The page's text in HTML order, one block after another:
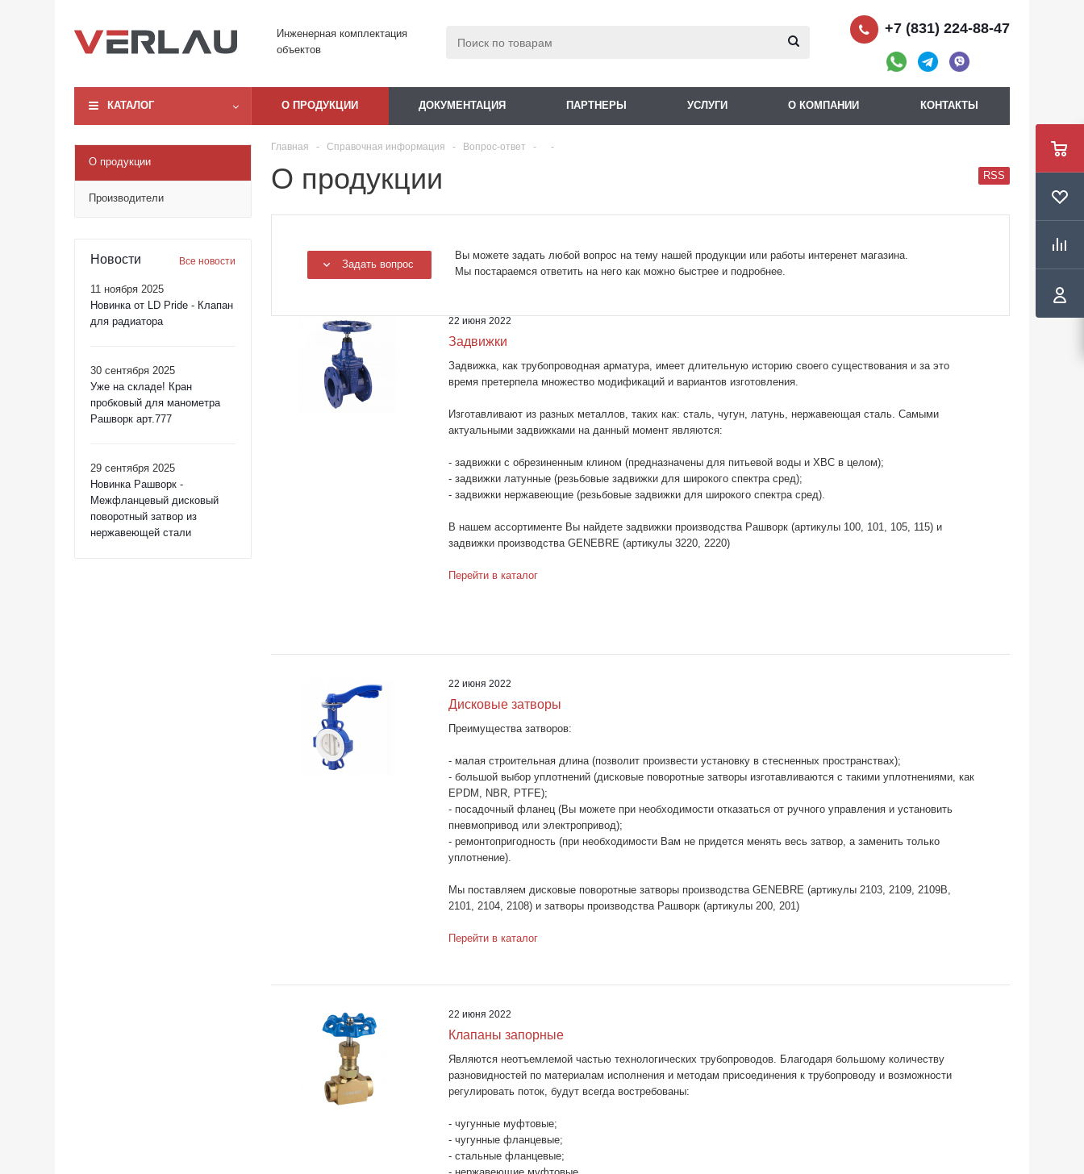
Инженерная комплектация
объектов
+7 (831) 224-88-47
КАТАЛОГ О ПРОДУКЦИИ ДОКУМЕНТАЦИЯ ПАРТНЕРЫ УСЛУГИ О КОМПАНИИ КОНТАКТЫ
О продукции
Производители
Новости Все новости
11 ноября 2025
Новинка от LD Pride - Клапан
для радиатора
30 сентября 2025
Уже на складе! Кран
пробковый для манометра
Рашворк арт.777
29 сентября 2025
Новинка Рашворк -
Межфланцевый дисковый
поворотный затвор из
нержавеющей стали
Главная - Справочная информация - Вопрос-ответ - -
О продукции
Задать вопрос
Вы можете задать любой вопрос на тему нашей продукции или работы интеренет магазина.
Мы постараемся ответить на него как можно быстрее и подробнее.
RSS
22 июня 2022
Задвижки
Задвижка, как трубопроводная арматура, имеет длительную историю своего существования и за это
время претерпела множество модификаций и вариантов изготовления.
Изготавливают из разных металлов, таких как: сталь, чугун, латунь, нержавеющая сталь. Самыми
актуальными задвижками на данный момент являются:
- задвижки с обрезиненным клином (предназначены для питьевой воды и ХВС в целом);
- задвижки латунные (резьбовые задвижки для широкого спектра сред);
- задвижки нержавеющие (резьбовые задвижки для широкого спектра сред).
В нашем ассортименте Вы найдете задвижки производства Рашворк (артикулы 100, 101, 105, 115) и
задвижки производства GENEBRE (артикулы 3220, 2220)
Перейти в каталог
22 июня 2022
Дисковые затворы
Преимущества затворов:
- малая строительная длина (позволит произвести установку в стесненных пространствах);
- большой выбор уплотнений (дисковые поворотные затворы изготавливаются с такими уплотнениями, как
EPDM, NBR, PTFE);
- посадочный фланец (Вы можете при необходимости отказаться от ручного управления и установить
пневмопривод или электропривод);
- ремонтопригодность (при необходимости Вам не придется менять весь затвор, а заменить только
уплотнение).
Мы поставляем дисковые поворотные затворы производства GENEBRE (артикулы 2103, 2109, 2109B,
2101, 2104, 2108) и затворы производства Рашворк (артикулы 200, 201)
Перейти в каталог
22 июня 2022
Клапаны запорные
Являются неотъемлемой частью технологических трубопроводов. Благодаря большому количеству
разновидностей по материалам исполнения и методам присоединения к трубопроводу и возможности
регулировать поток, будут всегда востребованы:
- чугунные муфтовые;
- чугунные фланцевые;
- стальные фланцевые;